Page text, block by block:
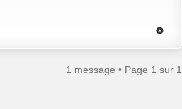
1 message • Page 1 sur 1